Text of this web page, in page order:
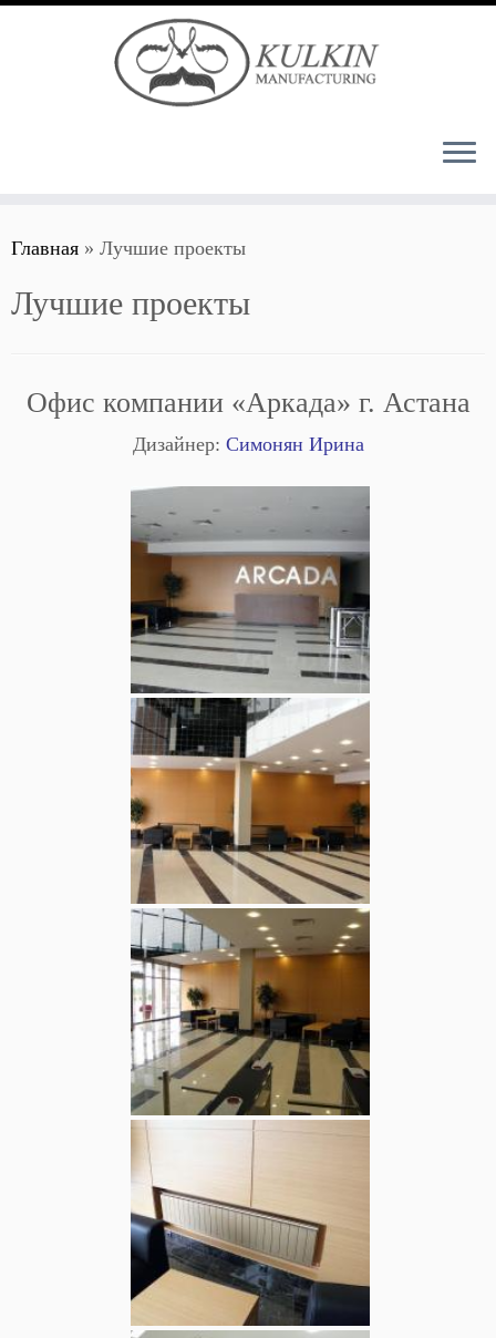
Главная » Лучшие проекты
Лучшие проекты
Офис компании «Аркада» г. Астана
Дизайнер: Симонян Ирина